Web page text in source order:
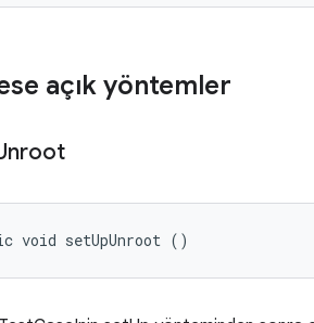
açık yöntemler
void setUpUnroot ()